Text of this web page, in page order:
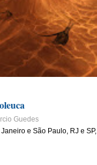
Guedes
Janeiro e São Paulo, RJ e SP,